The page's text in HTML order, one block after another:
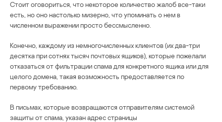
Стоит оговориться, что некоторое количество жалоб все-таки
есть, но оно настолько мизерно, что упоминать о нем в
численном выражении просто бессмысленно.
Конечно, каждому из немногочисленных клиентов (их два-три
десятка при сотнях тысяч почтовых ящиков), которые пожелали
отказаться от фильтрации спама для конкретного ящика или для
целого домена, такая возможность предоставляется по
первому требованию.
В письмах, которые возвращаются отправителям системой
защиты от спама, указан адрес страницы